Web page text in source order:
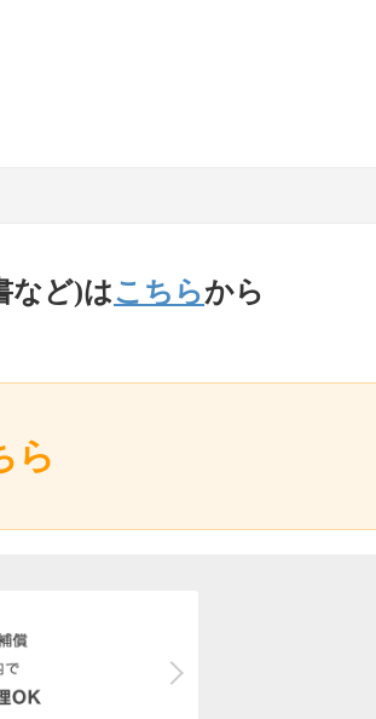
など)はこちらから
ら